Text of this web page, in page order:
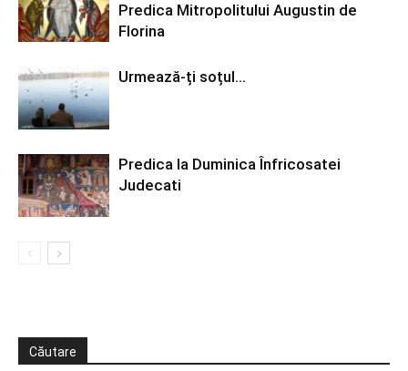
Predica Mitropolitului Augustin de
Florina
Urmează-ți soțul…
Predica la Duminica Înfricosatei
Judecati
Căutare